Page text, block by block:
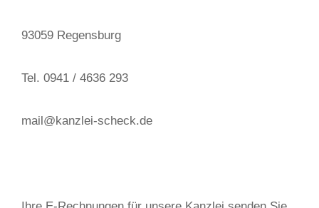
93059 Regensburg
Tel. 0941 / 4636 293
mail@kanzlei-scheck.de